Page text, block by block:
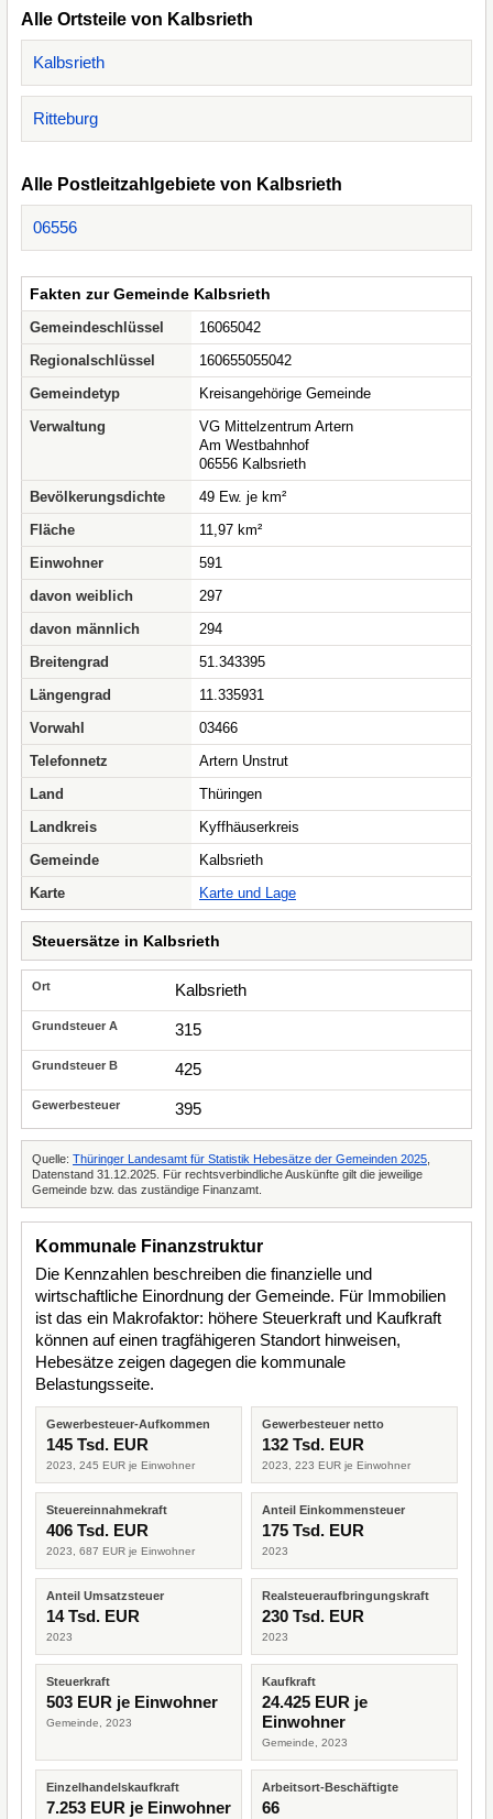
Alle Ortsteile von Kalbsrieth
Kalbsrieth
Ritteburg
Alle Postleitzahlgebiete von Kalbsrieth
06556
Fakten zur Gemeinde Kalbsrieth
Gemeindeschlüssel
16065042
Regionalschlüssel
160655055042
Gemeindetyp
Kreisangehörige Gemeinde
Verwaltung
VG Mittelzentrum Artern
Am Westbahnhof
06556 Kalbsrieth
Bevölkerungsdichte
49 Ew. je km²
Fläche
11,97 km²
Einwohner
591
davon weiblich
297
davon männlich
294
Breitengrad
51.343395
Längengrad
11.335931
Vorwahl
03466
Telefonnetz
Artern Unstrut
Land
Thüringen
Landkreis
Kyffhäuserkreis
Gemeinde
Kalbsrieth
Karte
Karte und Lage
Steuersätze in Kalbsrieth
Kalbsrieth
315
425
395
Quelle: Thüringer Landesamt für Statistik Hebesätze der Gemeinden 2025
Datenstand 31.12.2025. Für rechtsverbindliche Auskünfte gilt die jeweilige
Gemeinde bzw. das zuständige Finanzamt.
Kommunale Finanzstruktur
Die Kennzahlen beschreiben die finanzielle und
wirtschaftliche Einordnung der Gemeinde. Für Immobilien
ist das ein Makrofaktor: höhere Steuerkraft und Kaufkraft
können auf einen tragfähigeren Standort hinweisen,
Hebesätze zeigen dagegen die kommunale
Belastungsseite.
Gewerbesteuer-Aufkommen
145 Tsd. EUR
2023, 245 EUR je Einwohner
Gewerbesteuer netto
132 Tsd. EUR
2023, 223 EUR je Einwohner
Steuereinnahmekraft
406 Tsd. EUR
2023, 687 EUR je Einwohner
Anteil Einkommensteuer
175 Tsd. EUR
2023
Anteil Umsatzsteuer
14 Tsd. EUR
2023
Realsteueraufbringungskraft
230 Tsd. EUR
2023
Steuerkraft
503 EUR je Einwohner
Gemeinde, 2023
Kaufkraft
24.425 EUR je
Einwohner
Gemeinde, 2023
Einzelhandelskaufkraft
7.253 EUR je Einwohner
Arbeitsort-Beschäftigte
66